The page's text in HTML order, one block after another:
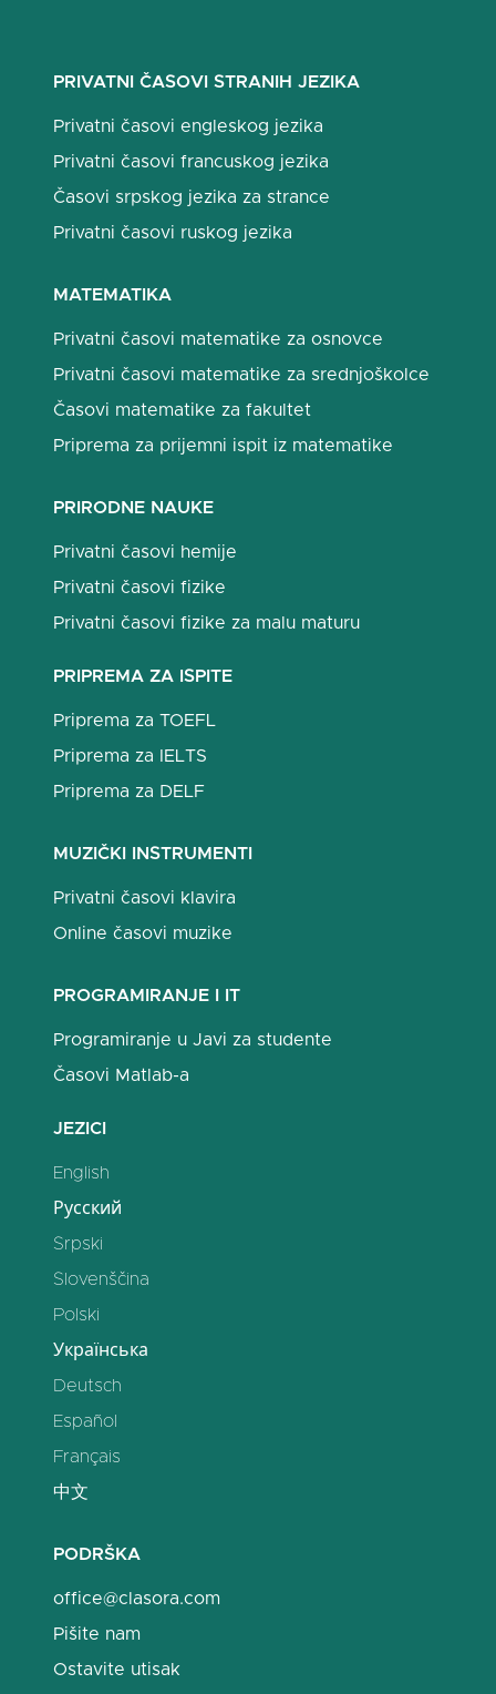
PRIVATNI ČASOVI STRANIH JEZIKA
Privatni časovi engleskog jezika
Privatni časovi francuskog jezika
Časovi srpskog jezika za strance
Privatni časovi ruskog jezika
MATEMATIKA
Privatni časovi matematike za osnovce
Privatni časovi matematike za srednjoškolce
Časovi matematike za fakultet
Priprema za prijemni ispit iz matematike
PRIRODNE NAUKE
Privatni časovi hemije
Privatni časovi fizike
Privatni časovi fizike za malu maturu
PRIPREMA ZA ISPITE
Priprema za TOEFL
Priprema za IELTS
Priprema za DELF
MUZIČKI INSTRUMENTI
Privatni časovi klavira
Online časovi muzike
PROGRAMIRANJE I IT
Programiranje u Javi za studente
Časovi Matlab-a
JEZICI
English
Русский
Srpski
Slovenščina
Polski
Українська
Deutsch
Español
Français
中文
PODRŠKA
office@clasora.com
Pišite nam
Ostavite utisak